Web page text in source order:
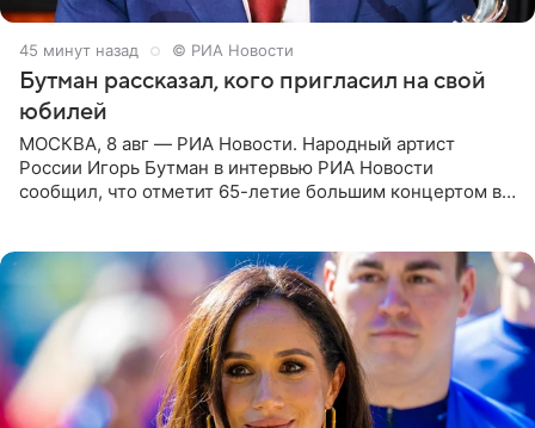
45 минут назад © РИА Новости
Бутман рассказал, кого пригласил на свой
юбилей
МОСКВА, 8 авг — РИА Новости. Народный артист
России Игорь Бутман в интервью РИА Новости
сообщил, что отметит 65-летие большим концертом в